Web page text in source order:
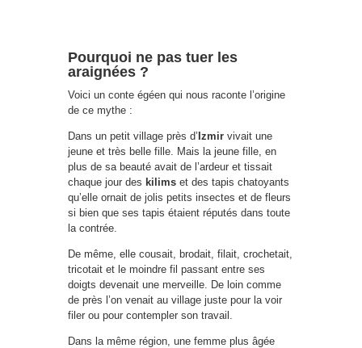
Pourquoi ne pas tuer les
araignées ?
Voici un conte égéen qui nous raconte l’origine
de ce mythe :
Dans un petit village près d’ Izmir vivait une
jeune et très belle fille. Mais la jeune fille, en
plus de sa beauté avait de l’ardeur et tissait
chaque jour des kilims et des tapis chatoyants
qu’elle ornait de jolis petits insectes et de fleurs
si bien que ses tapis étaient réputés dans toute
la contrée.
De même, elle cousait, brodait, filait, crochetait,
tricotait et le moindre fil passant entre ses
doigts devenait une merveille. De loin comme
de près l’on venait au village juste pour la voir
filer ou pour contempler son travail.
Dans la même région, une femme plus âgée